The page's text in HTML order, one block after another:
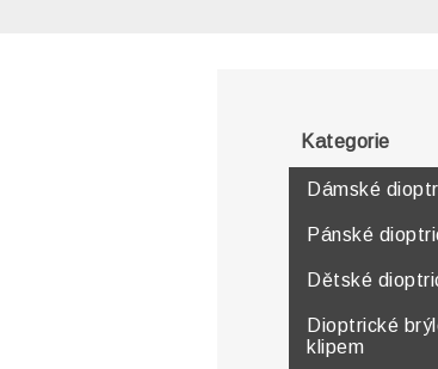
Kategorie
Dámské
Pánské
Dětské
Dioptrické
klipem